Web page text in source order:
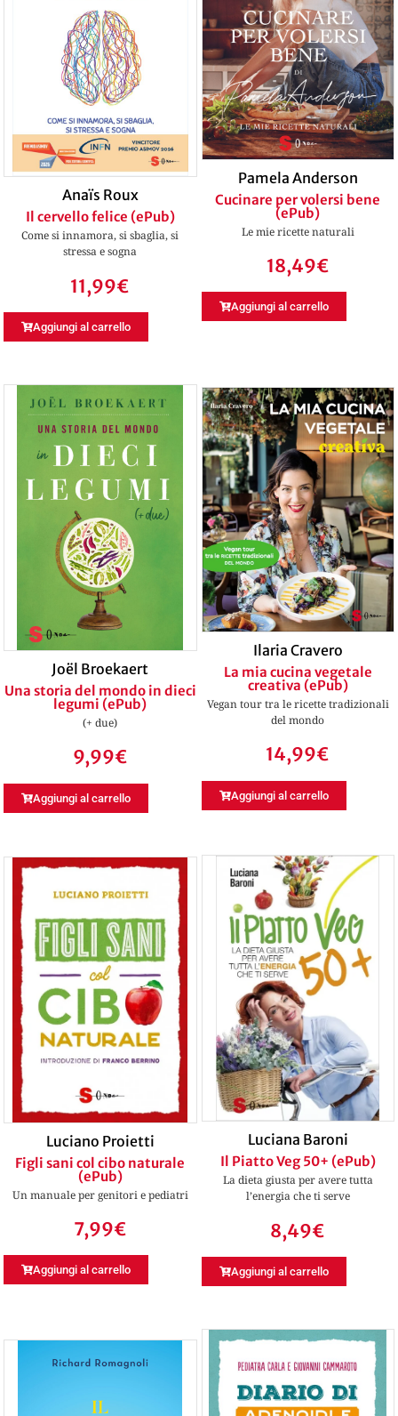
Anaïs Roux
Il cervello felice (ePub)
Come si innamora, si sbaglia, si
stressa e sogna
11,99€
Aggiungi al carrello
Pamela Anderson
Cucinare per volersi bene
(ePub)
Le mie ricette naturali
18,49€
Aggiungi al carrello
Joël Broekaert
Una storia del mondo in dieci
legumi (ePub)
(+ due)
9,99€
Aggiungi al carrello
Ilaria Cravero
La mia cucina vegetale
creativa (ePub)
Vegan tour tra le ricette tradizionali
del mondo
14,99€
Aggiungi al carrello
Luciano Proietti
Figli sani col cibo naturale
(ePub)
Un manuale per genitori e pediatri
7,99€
Aggiungi al carrello
Luciana Baroni
Il Piatto Veg 50+ (ePub)
La dieta giusta per avere tutta
l’energia che ti serve
8,49€
Aggiungi al carrello